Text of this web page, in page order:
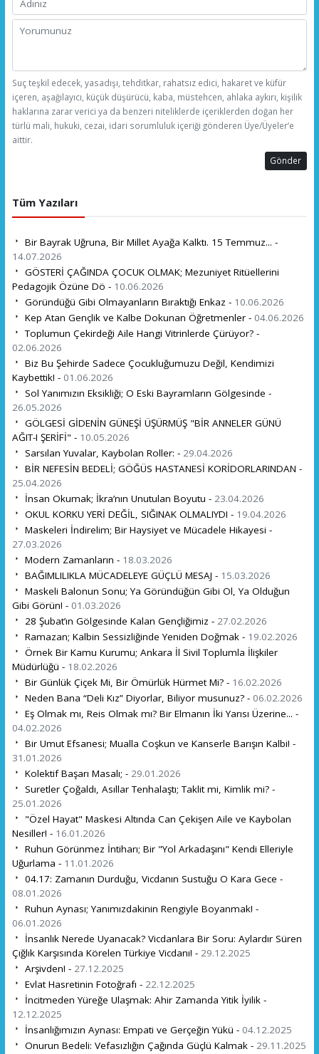
Suç teşkil edecek, yasadışı, tehditkar, rahatsız edici, hakaret ve küfür
içeren, aşağılayıcı, küçük düşürücü, kaba, müstehcen, ahlaka aykırı, kişilik
haklarına zarar verici ya da benzeri niteliklerde içeriklerden doğan her
türlü mali, hukuki, cezai, idari sorumluluk içeriği gönderen Üye/Üyeler’e
aittir.
Gönder
Tüm Yazıları
Bir Bayrak Uğruna, Bir Millet Ayağa Kalktı. 15 Temmuz... -
14.07.2026
GÖSTERİ ÇAĞINDA ÇOCUK OLMAK; Mezuniyet Ritüellerini
Pedagojik Özüne Dö - 10.06.2026
Göründüğü Gibi Olmayanların Bıraktığı Enkaz - 10.06.2026
Kep Atan Gençlik ve Kalbe Dokunan Öğretmenler - 04.06.2026
Toplumun Çekirdeği Aile Hangi Vitrinlerde Çürüyor? -
02.06.2026
Biz Bu Şehirde Sadece Çocukluğumuzu Değil, Kendimizi
Kaybettik! - 01.06.2026
Sol Yanımızın Eksikliği; O Eski Bayramların Gölgesinde -
26.05.2026
GÖLGESİ GİDENİN GÜNEŞİ ÜŞÜRMÜŞ "BİR ANNELER GÜNÜ
AĞIT-I ŞERİFİ" - 10.05.2026
Sarsılan Yuvalar, Kaybolan Roller: - 29.04.2026
BİR NEFESİN BEDELİ; GÖĞÜS HASTANESİ KORİDORLARINDAN -
25.04.2026
İnsan Okumak; İkra’nın Unutulan Boyutu - 23.04.2026
OKUL KORKU YERİ DEĞİL, SIĞINAK OLMALIYDI - 19.04.2026
Maskeleri İndirelim; Bir Haysiyet ve Mücadele Hikayesi -
27.03.2026
Modern Zamanların - 18.03.2026
BAĞIMLILIKLA MÜCADELEYE GÜÇLÜ MESAJ - 15.03.2026
Maskeli Balonun Sonu; Ya Göründüğün Gibi Ol, Ya Olduğun
Gibi Görün! - 01.03.2026
28 Şubat’ın Gölgesinde Kalan Gençliğimiz - 27.02.2026
Ramazan; Kalbin Sessizliğinde Yeniden Doğmak - 19.02.2026
Örnek Bir Kamu Kurumu; Ankara İl Sivil Toplumla İlişkiler
Müdürlüğü - 18.02.2026
Bir Günlük Çiçek Mi, Bir Ömürlük Hürmet Mi? - 16.02.2026
Neden Bana “Deli Kız” Diyorlar, Biliyor musunuz? - 06.02.2026
Eş Olmak mı, Reis Olmak mı? Bir Elmanın İki Yarısı Üzerine... -
04.02.2026
Bir Umut Efsanesi; Mualla Coşkun ve Kanserle Barışın Kalbi! -
31.01.2026
Kolektif Başarı Masalı; - 29.01.2026
Suretler Çoğaldı, Asıllar Tenhalaştı; Taklit mi, Kimlik mi? -
25.01.2026
"Özel Hayat" Maskesi Altında Can Çekişen Aile ve Kaybolan
Nesiller! - 16.01.2026
Ruhun Görünmez İntiharı; Bir "Yol Arkadaşını" Kendi Elleriyle
Uğurlama - 11.01.2026
04.17: Zamanın Durduğu, Vicdanın Sustuğu O Kara Gece -
08.01.2026
Ruhun Aynası; Yanımızdakinin Rengiyle Boyanmak! -
06.01.2026
İnsanlık Nerede Uyanacak? Vicdanlara Bir Soru: Aylardır Süren
Çığlık Karşısında Körelen Türkiye Vicdanı! - 29.12.2025
Arşivden! - 27.12.2025
Evlat Hasretinin Fotoğrafı - 22.12.2025
İncitmeden Yüreğe Ulaşmak: Ahir Zamanda Yitik İyilik -
12.12.2025
İnsanlığımızın Aynası: Empati ve Gerçeğin Yükü - 04.12.2025
Onurun Bedeli: Vefasızlığın Çağında Güçlü Kalmak - 29.11.2025